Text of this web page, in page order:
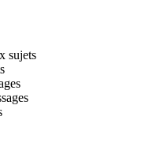
sujets